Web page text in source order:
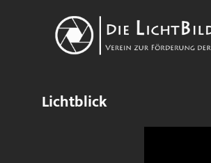
Lichtblick